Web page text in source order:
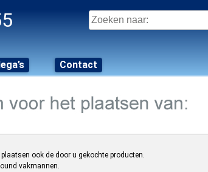
Zoeken
naar:
Contact
ook de door u gekochte producten.
vakmannen.